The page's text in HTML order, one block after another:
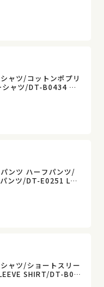
ャツ/コットンポプリ
シャツ/DT-B0434 TC
ンツ ハーフパンツ/
ンツ/DT-E0251 LR
ャツ/ショートスリー
SHIRT/DT-B04